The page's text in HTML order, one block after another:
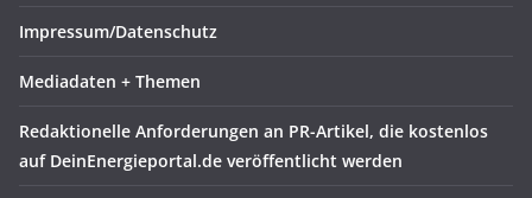
Impressum/Datenschutz
Mediadaten + Themen
Redaktionelle Anforderungen an PR-Artikel, die kostenlos
auf DeinEnergieportal.de veröffentlicht werden